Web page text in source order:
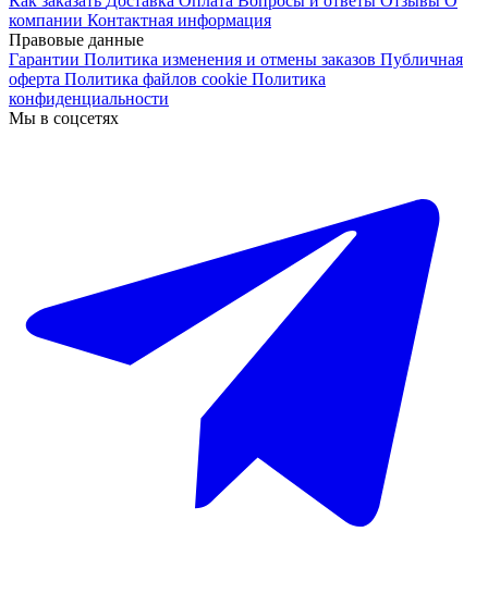
компании Контактная информация
Правовые данные
Гарантии Политика изменения и отмены заказов Публичная
оферта Политика файлов cookie Политика
конфиденциальности
Мы в соцсетях